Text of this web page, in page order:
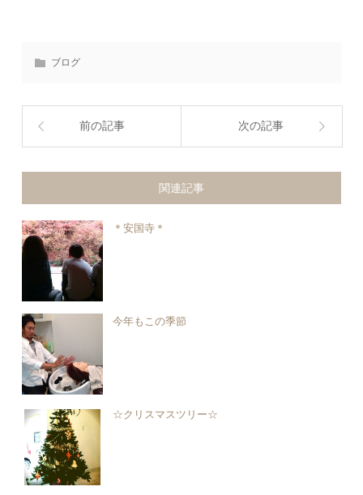
ブログ
前の記事 次の記事
関連記事
＊安国寺＊
今年もこの季節
☆クリスマスツリー☆